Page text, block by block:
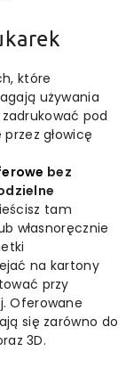
które
używania
pod
głowicę
bez
tam
własnoręcznie
na kartony
przy
Oferowane
się zarówno do
3D.